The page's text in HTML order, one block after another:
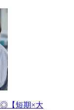
◎【短期×大